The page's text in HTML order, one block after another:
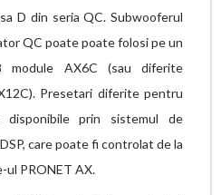
D din seria QC. Subwooferul
QC poate poate folosi pe un
module AX6C (sau diferite
Presetari diferite pentru
prin sistemul de
care poate fi controlat de la
PRONET AX.